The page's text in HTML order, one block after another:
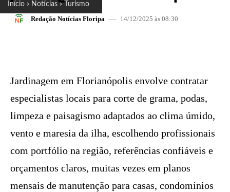
Início Notícias Turismo
Redação Notícias Floripa 14/12/2025 às 08:30
Jardinagem em Florianópolis envolve contratar
especialistas locais para corte de grama, podas,
limpeza e paisagismo adaptados ao clima úmido,
vento e maresia da ilha, escolhendo profissionais
com portfólio na região, referências confiáveis e
orçamentos claros, muitas vezes em planos
mensais de manutenção para casas, condomínios